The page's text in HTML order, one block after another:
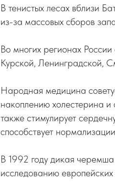
В тенистых лесах вблизи
из-за массовых сборов
Во многих регионах
Курской, Ленинградской,
Народная медицина
накоплению холестерина и
также стимулирует
способствует
В 1992 году дикая
исследованию